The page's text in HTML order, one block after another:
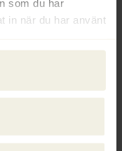
som du har
in när du har använt
i
privat